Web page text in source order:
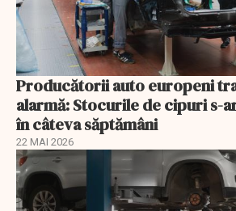
Producătorii auto europeni
alarmă: Stocurile de cipuri s-
în câteva săptămâni
22 MAI 2026